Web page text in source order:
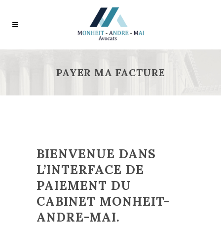
PAYER MA FACTURE
BIENVENUE DANS
L’INTERFACE DE
PAIEMENT DU
CABINET MONHEIT-
ANDRE-MAI.